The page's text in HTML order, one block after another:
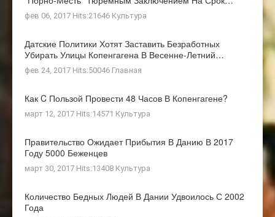
фев 06, 2017 Hits:21646 Культура
Датские Политики Хотят Заставить Безработных
Убирать Улицы Копенгагена В Весенне-Летний…
фев 24, 2017 Hits:50046 Главная
Как C Пользой Провести 48 Часов В Копенгагене?
март 12, 2017 Hits:14571 Культура
Правительство Ожидает Прибытия В Данию В 2017
Году 5000 Беженцев
март 30, 2017 Hits:13408 Культура
Количество Бедных Людей В Дании Удвоилось С 2002
Года